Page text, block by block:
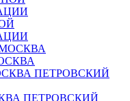
ПЕТРОВСКИЙ